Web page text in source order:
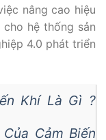
nâng cao hiệu
hệ thống sản
4.0 phát triển
Khí Là Gì ?
Cảm Biến